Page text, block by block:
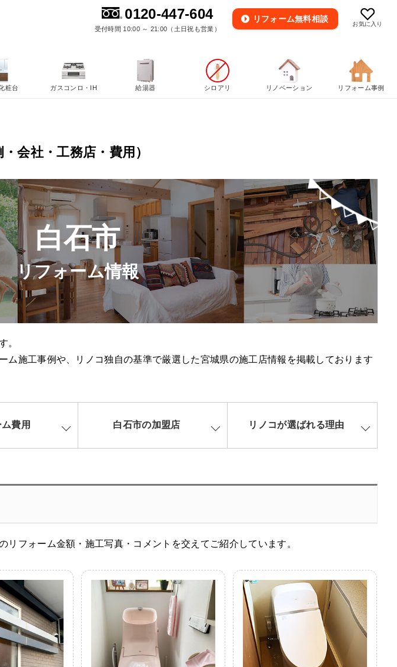
お気に入り
0120-447-604
受付時間 10:00 ～ 21:00（土日祝も営業）
リフォーム無料相談
会社・工務店・費用）
白石市
リフォーム情報
。
ム施工事例や、リノコ独自の基準で厳選した宮城県の施工店情報を掲載しております
費用 白石市の加盟店 リノコが選ばれる理由
フォーム金額・施工写真・コメントを交えてご紹介しています。
粧台 ガスコンロ・IH 給湯器 シロアリ リノベーション リフォーム事例